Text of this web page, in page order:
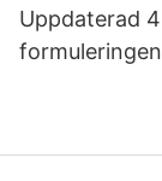
Uppdaterad